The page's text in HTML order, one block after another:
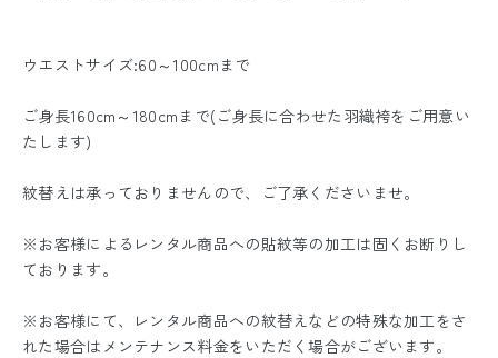
ウエストサイズ:60～100cmまで
ご身長160cm～180cmまで(ご身長に合わせた羽織袴をご用意い
たします)
紋替えは承っておりませんので、ご了承くださいませ。
※お客様によるレンタル商品への貼紋等の加工は固くお断りし
ております。
※お客様にて、レンタル商品への紋替えなどの特殊な加工をさ
れた場合はメンテナンス料金をいただく場合がございます。